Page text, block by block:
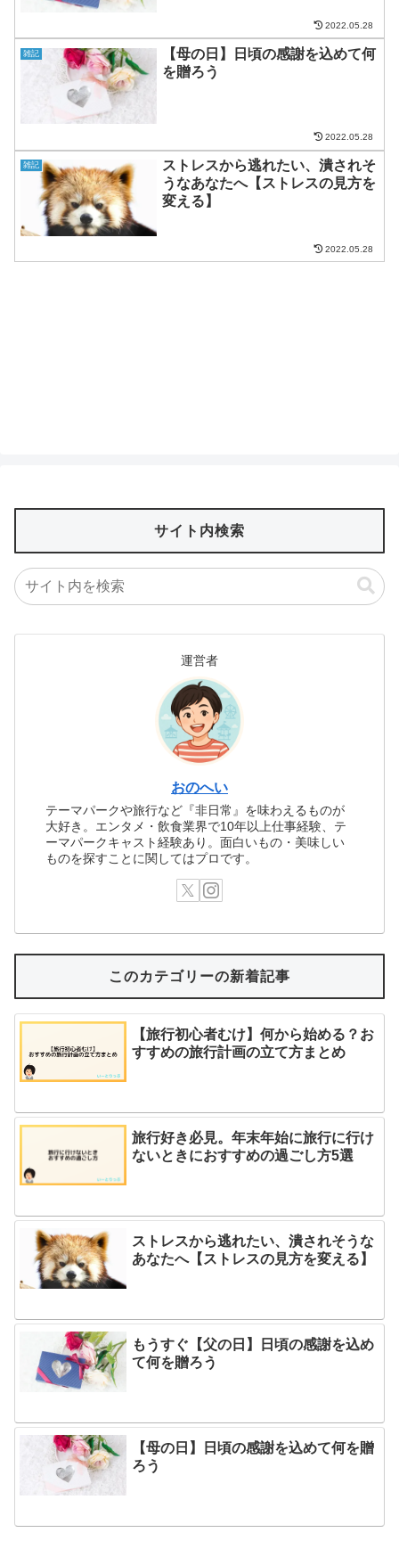
2022.05.28
雑記
【母の日】日頃の感謝を込めて何
を贈ろう
2022.05.28
雑記
ストレスから逃れたい、潰されそ
うなあなたへ【ストレスの見方を
変える】
2022.05.28
サイト内検索
運営者
おのへい
テーマパークや旅行など『非日常』を味わえるものが
大好き。エンタメ・飲食業界で10年以上仕事経験、テ
ーマパークキャスト経験あり。面白いもの・美味しい
ものを探すことに関してはプロです。
このカテゴリーの新着記事
【旅行初心者むけ】何から始める？お
すすめの旅行計画の立て方まとめ
旅行好き必見。年末年始に旅行に行け
ないときにおすすめの過ごし方5選
ストレスから逃れたい、潰されそうな
あなたへ【ストレスの見方を変える】
もうすぐ【父の日】日頃の感謝を込め
て何を贈ろう
【母の日】日頃の感謝を込めて何を贈
ろう